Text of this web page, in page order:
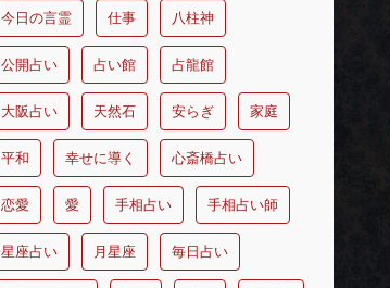
今日の言霊 仕事 八柱神
公開占い 占い館 占龍館
大阪占い 天然石 安らぎ 家庭
平和 幸せに導く 心斎橋占い
恋愛 愛 手相占い 手相占い師
星座占い 月星座 毎日占い